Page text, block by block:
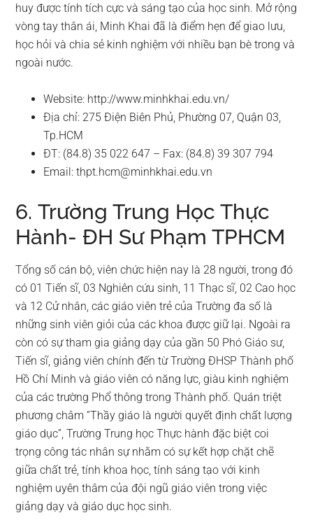
huy được tính tích cực và sáng tạo của học sinh. Mở rộng
vòng tay thân ái, Minh Khai đã là điểm hẹn để giao lưu,
học hỏi và chia sẻ kinh nghiệm với nhiều bạn bè trong và
ngoài nước.
Website: http://www.minhkhai.edu.vn/
Địa chỉ: 275 Điện Biên Phủ, Phường 07, Quận 03,
Tp.HCM
ĐT: (84.8) 35 022 647 – Fax: (84.8) 39 307 794
Email:thpt.hcm@minhkhai.edu.vn
6. Trường Trung Học Thực
Hành- ĐH Sư Phạm TPHCM
Tổng số cán bộ, viên chức hiện nay là 28 người, trong đó
có 01 Tiến sĩ, 03 Nghiên cứu sinh, 11 Thạc sĩ, 02 Cao học
và 12 Cử nhân, các giáo viên trẻ của Trường đa số là
những sinh viên giỏi của các khoa được giữ lại. Ngoài ra
còn có sự tham gia giảng dạy của gần 50 Phó Giáo sư,
Tiến sĩ, giảng viên chính đến từ Trường ĐHSP Thành phố
Hồ Chí Minh và giáo viên có năng lực, giàu kinh nghiệm
của các trường Phổ thông trong Thành phố. Quán triệt
phương châm “Thầy giáo là người quyết định chất lượng
giáo dục”, Trường Trung học Thực hành đặc biệt coi
trọng công tác nhân sự nhằm có sự kết hợp chặt chẽ
giữa chất trẻ, tính khoa học, tính sáng tạo với kinh
nghiệm uyên thâm của đội ngũ giáo viên trong việc
giảng dạy và giáo dục học sinh.